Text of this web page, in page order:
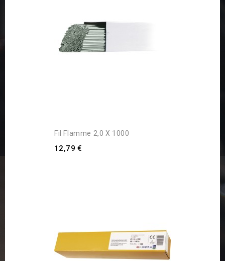
Fil Flamme 2,0 X 1000
12,79 €